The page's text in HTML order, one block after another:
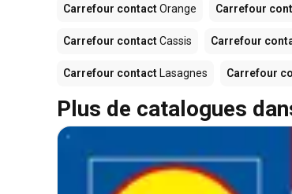
Carrefour contactOrange Carrefour
Carrefour contactCassis Carrefour
Carrefour contact Lasagnes Carrefour
Plus de catalogues